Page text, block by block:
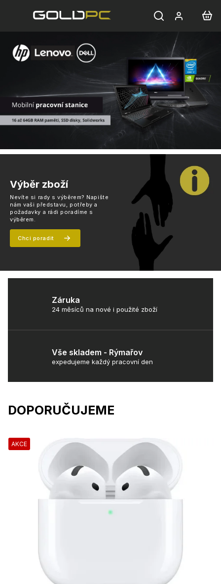
Výběr zboží
Nevíte si rady s výběrem? Napište
nám vaši představu, potřeby a
požadavky a rádi poradíme s
výběrem.
Chci poradit
Záruka
24 měsíců na nové i použité zboží
Vše skladem - Rýmařov
expedujeme každý pracovní den
DOPORUČUJEME
AKCE